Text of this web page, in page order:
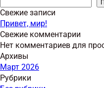
Свежие записи
Привет, мир!
Свежие комментарии
Нет комментариев для
Архивы
Март 2026
Рубрики